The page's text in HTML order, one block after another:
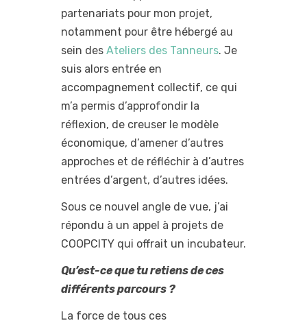
partenariats pour mon projet,
notamment pour être hébergé au
sein des Ateliers des Tanneurs. Je
suis alors entrée en
accompagnement collectif, ce qui
m’a permis d’approfondir la
réflexion, de creuser le modèle
économique, d’amener d’autres
approches et de réfléchir à d’autres
entrées d’argent, d’autres idées.
Sous ce nouvel angle de vue, j’ai
répondu à un appel à projets de
COOPCITY qui offrait un incubateur.
Qu’est-ce que tu retiens de ces
différents parcours ?
La force de tous ces